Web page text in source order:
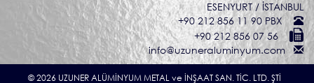
ESENYURT / İSTANBUL
+90 212 856 11 90 PBX
+90 212 856 07 56
info@uzuneraluminyum.com
© 2026 UZUNER ALÜMİNYUM METAL ve İNŞAAT SAN. TİC. LTD. ŞTİ